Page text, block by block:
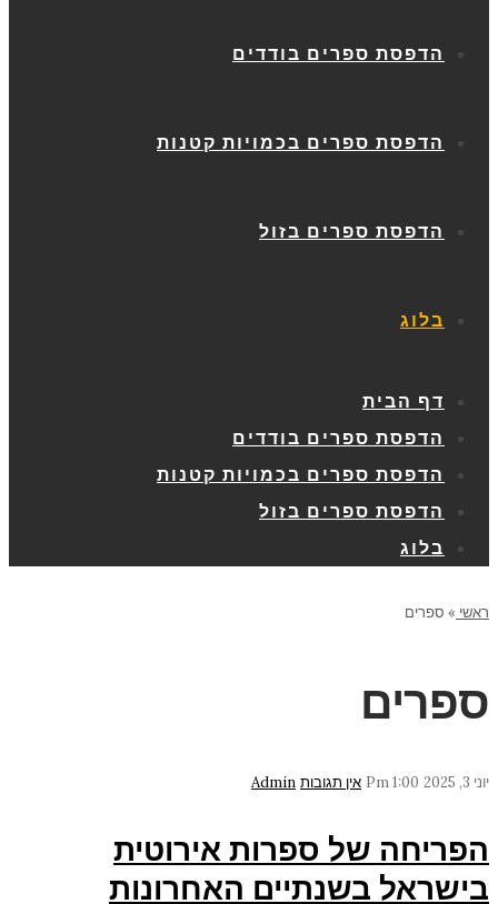
הדפסת ספרים בודדים
הדפסת ספרים בכמויות קטנות
הדפסת ספרים בזול
בלוג
דף הבית
הדפסת ספרים בודדים
הדפסת ספרים בכמויות קטנות
הדפסת ספרים בזול
בלוג
ראשי » ספרים
ספרים
יוני 3, 2025 1:00 Pm אין תגובות Admin
הפריחה של ספרות אירוטית
בישראל בשנתיים האחרונות